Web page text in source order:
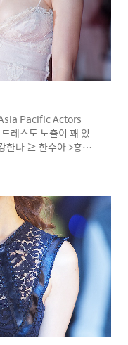
Pacific Actors
레스도 노출이 꽤 있
한나 ≥ 한수아 >홍수
2012. toodur2 All
Copyright